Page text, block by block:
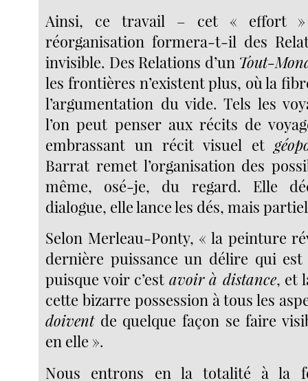
Ainsi, ce travail – cet « effort
réorganisation formera-t-il des
invisible. Des Relations d’un Tout-
les frontières n’existent plus, où la
l’argumentation du vide. Tels les
l’on peut penser aux récits de
embrassant un récit visuel et
Barrat remet l’organisation des
même, osé-je, du regard. Elle
dialogue, elle lance les dés, mais
Selon Merleau-Ponty, « la peinture
dernière puissance un délire qui
puisque voir c’est avoir à distance, et
cette bizarre possession à tous les
doiventde quelque façon se faire
en elle ».
Nous entrons en la totalité à la